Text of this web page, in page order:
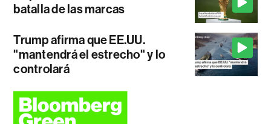
batalla de las marcas
Trump afirma que EE.UU.
"mantendrá el estrecho" y lo
controlará